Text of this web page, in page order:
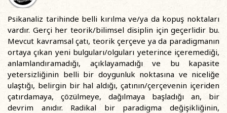
Psikanaliz tarihinde belli kırılma ve/ya da kopuş noktaları
vardır. Gerçi her teorik/bilimsel disiplin için geçerlidir bu.
Mevcut kavramsal çatı, teorik çerçeve ya da paradigmanın
ortaya çıkan yeni bulguları/olguları yeterince içeremediği,
anlamlandıramadığı, açıklayamadığı ve bu kapasite
yetersizliğinin belli bir doygunluk noktasına ve niceliğe
ulaştığı, belirgin bir hal aldığı, çatının/çerçevenin içeriden
çatırdamaya, çözülmeye, dağılmaya başladığı an, bir
devrim anıdır. Radikal bir paradigma değişikliğinin,